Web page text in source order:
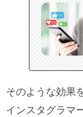
そのような効果
インスタグラマ